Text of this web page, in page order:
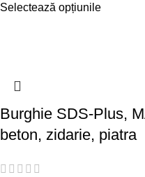
Selectează opțiunile
Burghie SDS-Plus,
beton, zidarie, piatra